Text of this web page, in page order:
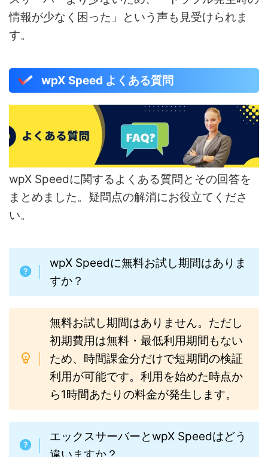
情報が少なく困った」という声も見受けられま
す。
wpX Speed よくある質問
wpX Speedに関するよくある質問とその回答を
まとめました。疑問点の解消にお役立てくださ
い。
wpX Speedに無料お試し期間はありま
すか？
無料お試し期間はありません。ただし
初期費用は無料・最低利用期間もない
ため、時間課金分だけで短期間の検証
利用が可能です。利用を始めた時点か
ら1時間あたりの料金が発生します。
エックスサーバーとwpX Speedはどう
違いますか？